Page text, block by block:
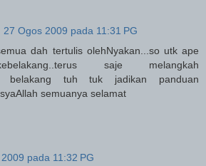
27 Ogos 2009 pada 11:31 PG
dah tertulis olehNyakan...so utk ape
saje melangkah
belakang tuh tuk jadikan panduan
semuanya selamat
pada 11:32 PG